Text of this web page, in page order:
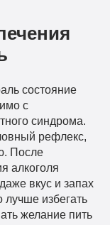
состояние
с
синдрома.
рефлекс,
После
алкоголя
вкус и запах
лучше избегать
желание пить